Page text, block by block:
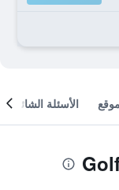
الأسئلة الشائعة